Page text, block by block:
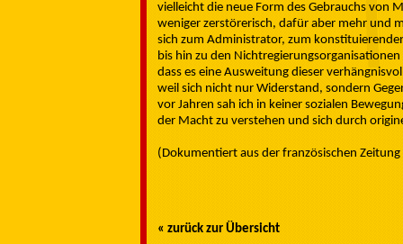
vielleicht die neue Form des Gebrauchs von
weniger zerstörerisch, dafür aber mehr und
sich zum Administrator, zum
bis hin zu den
dass es eine Ausweitung dieser
weil sich nicht nur Widerstand, sondern
vor Jahren sah ich in keiner sozialen
der Macht zu verstehen und sich durch
(Dokumentiert aus der französischen
« zurück zur Übersicht